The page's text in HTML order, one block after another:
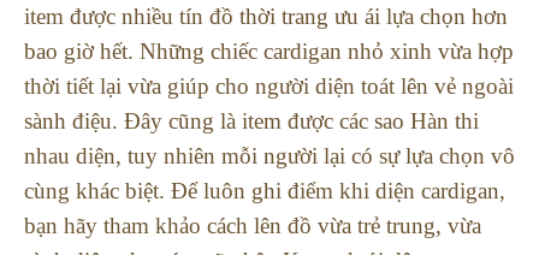
item được nhiều tín đồ thời trang ưu ái lựa chọn hơn
bao giờ hết. Những chiếc cardigan nhỏ xinh vừa hợp
thời tiết lại vừa giúp cho người diện toát lên vẻ ngoài
sành điệu. Đây cũng là item được các sao Hàn thi
nhau diện, tuy nhiên mỗi người lại có sự lựa chọn vô
cùng khác biệt. Để luôn ghi điểm khi diện cardigan,
bạn hãy tham khảo cách lên đồ vừa trẻ trung, vừa